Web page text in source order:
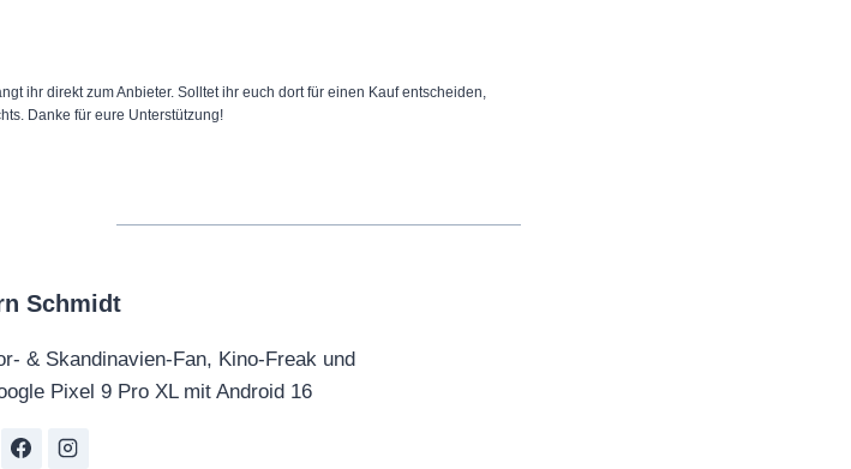
ihr direkt zum Anbieter. Solltet ihr euch dort für einen Kauf entscheiden,
Danke für eure Unterstützung!
Schmidt
& Skandinavien-Fan, Kino-Freak und
Pixel 9 Pro XL mit Android 16